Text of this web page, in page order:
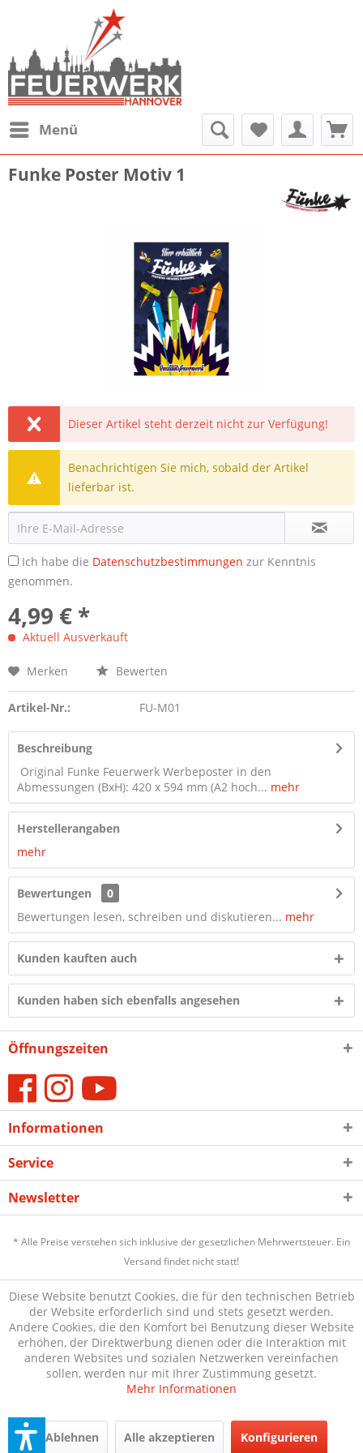
Menü
Funke Poster Motiv 1
Dieser Artikel steht derzeit nicht zur Verfügung!
Benachrichtigen Sie mich, sobald der Artikel
lieferbar ist.
Ich habe die Datenschutzbestimmungen zur Kenntnis
genommen.
4,99 € *
Aktuell Ausverkauft
Merken Bewerten
Artikel-Nr.: FU-M01
Beschreibung
Original Funke Feuerwerk Werbeposter in den
Abmessungen (BxH): 420 x 594 mm (A2 hoch... mehr
Herstellerangaben
mehr
Bewertungen
0
Bewertungen lesen, schreiben und diskutieren... mehr
Kunden kauften auch
Kunden haben sich ebenfalls angesehen
Öffnungszeiten
Informationen
Service
Newsletter
* Alle Preise verstehen sich inklusive der gesetzlichen Mehrwertsteuer. Ein
Versand findet nicht statt!
Diese Website benutzt Cookies, die für den technischen Betrieb
der Website erforderlich sind und stets gesetzt werden.
Andere Cookies, die den Komfort bei Benutzung dieser Website
erhöhen, der Direktwerbung dienen oder die Interaktion mit
anderen Websites und sozialen Netzwerken vereinfachen
sollen, werden nur mit Ihrer Zustimmung gesetzt.
Mehr Informationen
Ablehnen Alle akzeptieren Konfigurieren